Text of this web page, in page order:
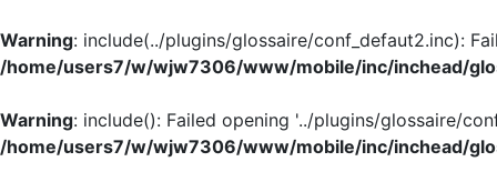
Warning: include(../plugins/glossaire/conf_defaut2.inc):
/home/users7/w/wjw7306/www/mobile/inc/inchead/
Warning: include(): Failed opening '../plugins/glossaire/
/home/users7/w/wjw7306/www/mobile/inc/inchead/